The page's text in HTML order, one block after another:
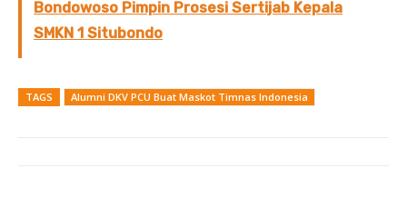
Bondowoso Pimpin Prosesi Sertijab Kepala
SMKN 1 Situbondo
TAGS Alumni DKV PCU Buat Maskot Timnas Indonesia